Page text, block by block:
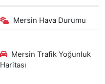
Mersin Hava Durumu
Mersin Trafik Yoğunluk
Haritası